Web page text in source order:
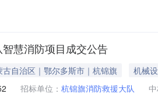
慧消防项目成交公告
古自治区｜鄂尔多斯市｜杭锦旗
机械
招标单位： 杭锦旗消防救援大队